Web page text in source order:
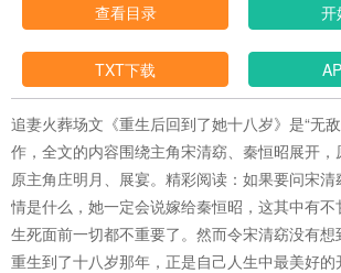
查看目录 开
TXT下载
追妻火葬场文《重生后回到了她十八岁》是“无
作，全文的内容围绕主角宋清窈、秦恒昭展开，
原主角庄明月、展宴。精彩阅读：如果要问宋
情是什么，她一定会说嫁给秦恒昭，这其中有
生死面前一切都不重要了。然而令宋清窈没有想
重生到了十八岁那年，正是自己人生中最美好